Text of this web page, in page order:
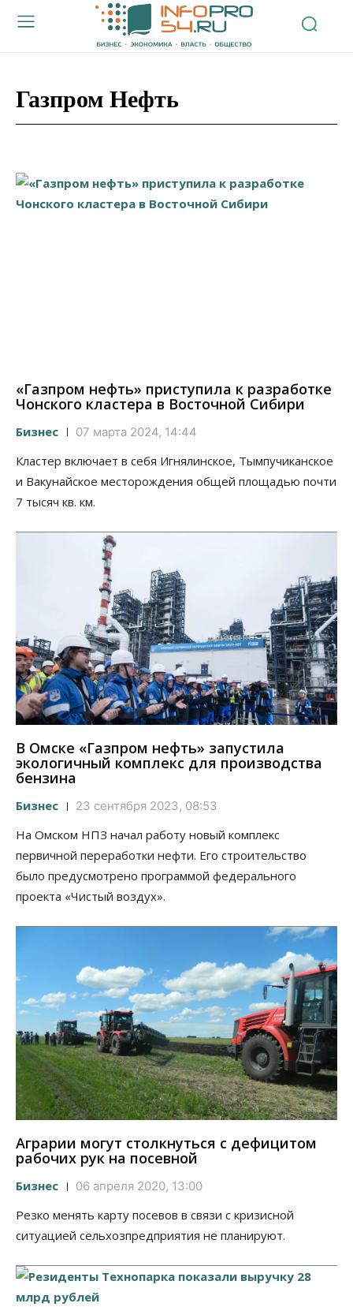
Газпром Нефть
«Газпром нефть» приступила к разработке
Чонского кластера в Восточной Сибири
Бизнес 07 марта 2024, 14:44
Кластер включает в себя Игнялинское, Тымпучиканское
и Вакунайское месторождения общей площадью почти
7 тысяч кв. км.
В Омске «Газпром нефть» запустила
экологичный комплекс для производства
бензина
Бизнес 23 сентября 2023, 08:53
На Омском НПЗ начал работу новый комплекс
первичной переработки нефти. Его строительство
было предусмотрено программой федерального
проекта «Чистый воздух».
Аграрии могут столкнуться с дефицитом
рабочих рук на посевной
Бизнес 06 апреля 2020, 13:00
Резко менять карту посевов в связи с кризисной
ситуацией сельхозпредприятия не планируют.